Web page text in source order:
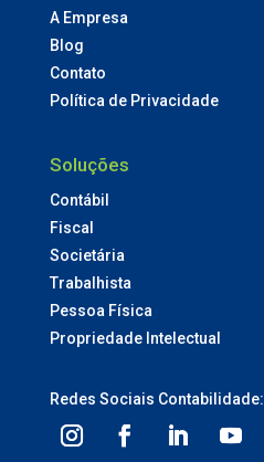
A Empresa
Blog
Contato
Política de Privacidade
Soluções
Contábil
Fiscal
Societária
Trabalhista
Pessoa Física
Propriedade Intelectual
Redes Sociais Contabilidade: